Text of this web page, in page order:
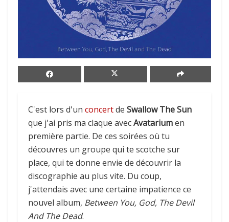
C'est lors d'un concertde Swallow The Sun
que j'ai pris ma claque avecAvatariumen
première partie. De ces soirées où tu
découvres un groupe qui te scotche sur
place, qui te donne envie de découvrir la
discographie au plus vite. Du coup,
j'attendais avec une certaine impatience ce
nouvel album, Between You, God, The Devil
And The Dead.